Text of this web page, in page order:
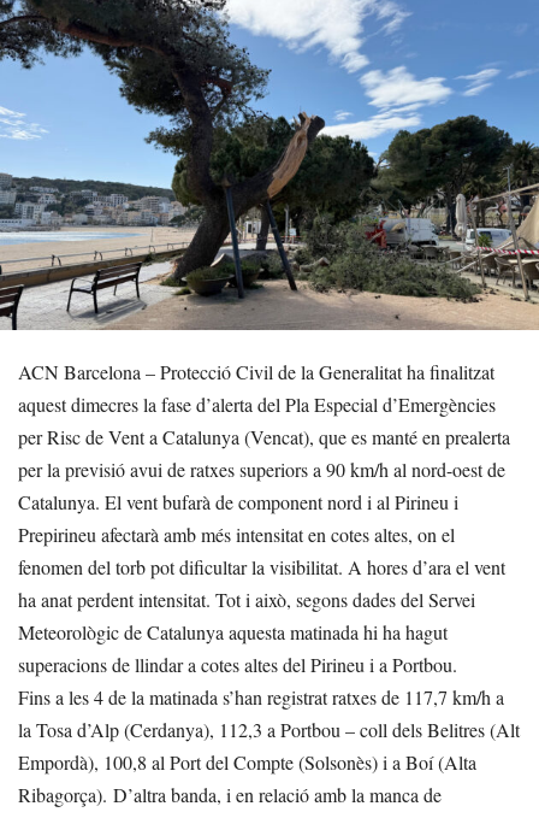
ACN Barcelona – Protecció Civil de la Generalitat ha finalitzat
aquest dimecres la fase d’alerta del Pla Especial d’Emergències
per Risc de Vent a Catalunya (Vencat), que es manté en prealerta
per la previsió avui de ratxes superiors a 90 km/h al nord-oest de
Catalunya. El vent bufarà de component nord i al Pirineu i
Prepirineu afectarà amb més intensitat en cotes altes, on el
fenomen del torb pot dificultar la visibilitat. A hores d’ara el vent
ha anat perdent intensitat. Tot i això, segons dades del Servei
Meteorològic de Catalunya aquesta matinada hi ha hagut
superacions de llindar a cotes altes del Pirineu i a Portbou.
Fins a les 4 de la matinada s’han registrat ratxes de 117,7 km/h a
la Tosa d’Alp (Cerdanya), 112,3 a Portbou – coll dels Belitres (Alt
Empordà), 100,8 al Port del Compte (Solsonès) i a Boí (Alta
Ribagorça). D’altra banda, i en relació amb la manca de